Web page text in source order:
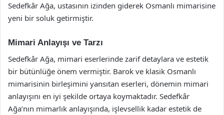
Sedefkâr Ağa, ustasının izinden giderek Osmanlı mimarisine
yeni bir soluk getirmiştir.
Mimari Anlayışı ve Tarzı
Sedefkâr Ağa, mimari eserlerinde zarif detaylara ve estetik
bir bütünlüğe önem vermiştir. Barok ve klasik Osmanlı
mimarisinin birleşimini yansıtan eserleri, dönemin mimari
anlayışını en iyi şekilde ortaya koymaktadır. Sedefkâr
Ağa’nın mimarlık anlayışında, işlevsellik kadar estetik de